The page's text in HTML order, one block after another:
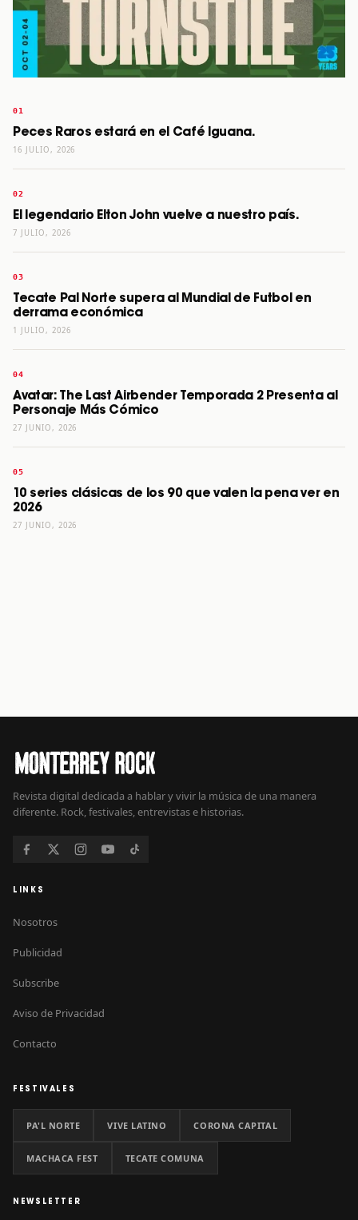
Peces Raros estará en el Café Iguana.
16 JULIO, 2026
El legendario Elton John vuelve a nuestro país.
7 JULIO, 2026
Tecate Pal Norte supera al Mundial de Futbol en
derrama económica
1 JULIO, 2026
Avatar: The Last Airbender Temporada 2 Presenta al
Personaje Más Cómico
27 JUNIO, 2026
10 series clásicas de los 90 que valen la pena ver en
2026
27 JUNIO, 2026
Revista digital dedicada a hablar y vivir la música de una manera
diferente. Rock, festivales, entrevistas e historias.
LINKS
Nosotros
Publicidad
Subscribe
Aviso de Privacidad
Contacto
FESTIVALES
PA'L NORTE VIVE LATINO CORONA CAPITAL
MACHACA FEST TECATE COMUNA
NEWSLETTER